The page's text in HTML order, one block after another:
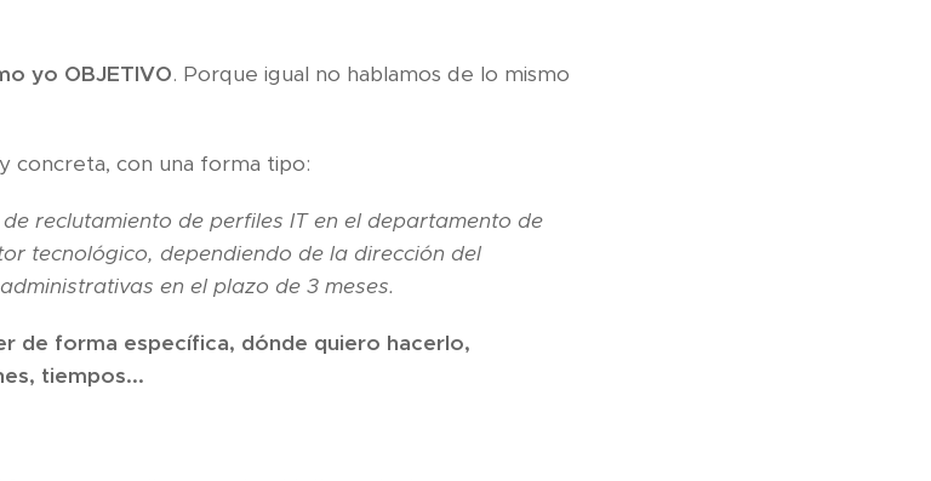
yo OBJETIVO. Porque igual no hablamos de lo mismo
concreta, con una forma tipo:
reclutamiento de perfiles IT en el departamento de
tecnológico, dependiendo de la dirección del
en el plazo de 3 meses.
de forma específica, dónde quiero hacerlo,
tiempos...